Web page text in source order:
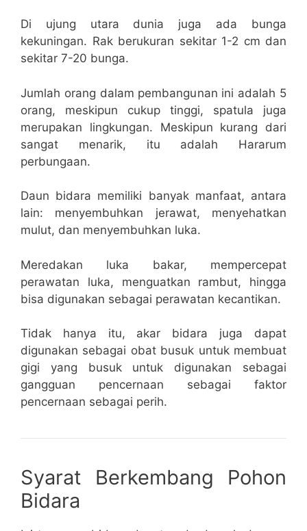
Di ujung utara dunia juga ada bunga
kekuningan. Rak berukuran sekitar 1-2 cm dan
sekitar 7-20 bunga.
Jumlah orang dalam pembangunan ini adalah 5
orang, meskipun cukup tinggi, spatula juga
merupakan lingkungan. Meskipun kurang dari
sangat menarik, itu adalah Hararum
perbungaan.
Daun bidara memiliki banyak manfaat, antara
lain: menyembuhkan jerawat, menyehatkan
mulut, dan menyembuhkan luka.
Meredakan luka bakar, mempercepat
perawatan luka, menguatkan rambut, hingga
bisa digunakan sebagai perawatan kecantikan.
Tidak hanya itu, akar bidara juga dapat
digunakan sebagai obat busuk untuk membuat
gigi yang busuk untuk digunakan sebagai
gangguan pencernaan sebagai faktor
pencernaan sebagai perih.
Syarat Berkembang Pоhоn
Bіdаrа